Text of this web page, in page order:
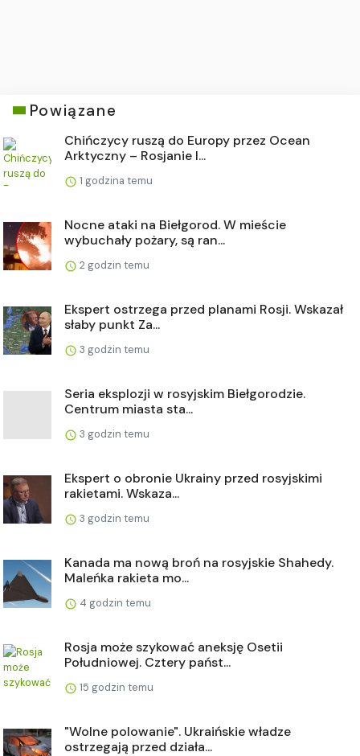
Powiązane
Chińczycy ruszą do Europy przez Ocean
Arktyczny – Rosjanie l...
1 godzina temu
Nocne ataki na Biełgorod. W mieście
wybuchały pożary, są ran...
2 godzin temu
Ekspert ostrzega przed planami Rosji. Wskazał
słaby punkt Za...
3 godzin temu
Seria eksplozji w rosyjskim Biełgorodzie.
Centrum miasta sta...
3 godzin temu
Ekspert o obronie Ukrainy przed rosyjskimi
rakietami. Wskaza...
3 godzin temu
Kanada ma nową broń na rosyjskie Shahedy.
Maleńka rakieta mo...
4 godzin temu
Rosja może szykować aneksję Osetii
Południowej. Cztery państ...
15 godzin temu
"Wolne polowanie". Ukraińskie władze
ostrzegają przed działa...